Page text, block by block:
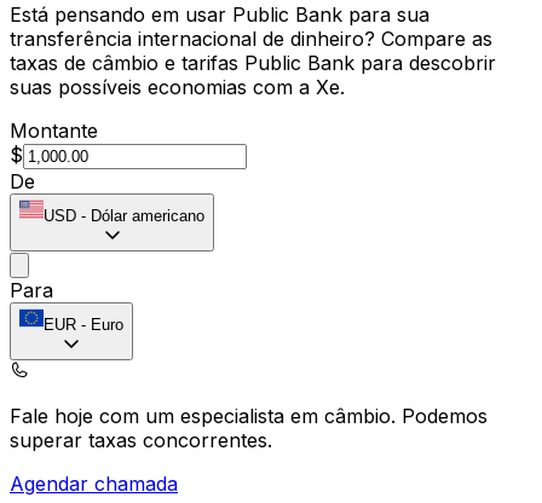
Está pensando em usar Public Bank para sua
transferência internacional de dinheiro? Compare as
taxas de câmbio e tarifas Public Bank para descobrir
suas possíveis economias com a Xe.
Montante
$
De
USD - Dólar americano
Para
EUR - Euro
Fale hoje com um especialista em câmbio. Podemos
superar taxas concorrentes.
Agendar chamada